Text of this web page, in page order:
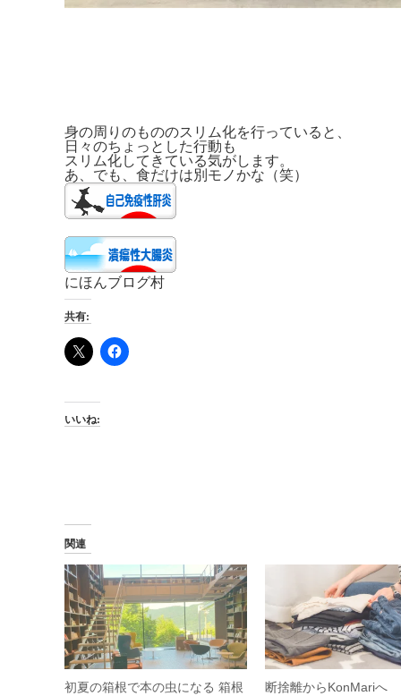
身の周りのもののスリム化を行っていると、
日々のちょっとした行動も
スリム化してきている気がします。
あ、でも、食だけは別モノかな（笑）
にほんブログ村
共有:
いいね:
関連
初夏の箱根で本の虫になる 箱根
断捨離からKonMariへ